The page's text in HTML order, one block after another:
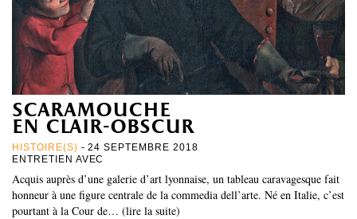
scaramouche
en clair-obscur
HISTOIRE(S) - 24 SEPTEMBRE 2018
ENTRETIEN AVEC
Acquis auprès d’une galerie d’art lyonnaise, un tableau caravagesque fait
honneur à une figure centrale de la commedia dell’arte. Né en Italie, c’est
pourtant à la Cour de… (lire la suite)